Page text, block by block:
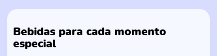
Bebidas para cada momento
especial